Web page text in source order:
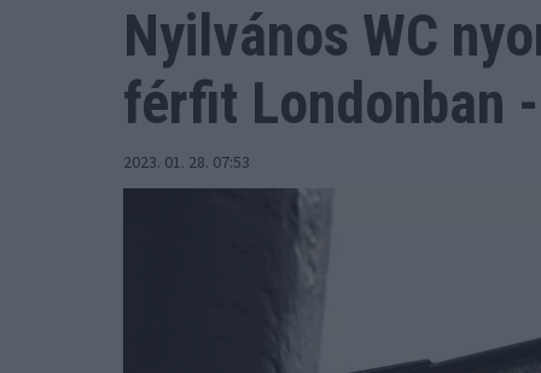
Nyilvános WC
férfit Londonban
2023. 01. 28. 07:53